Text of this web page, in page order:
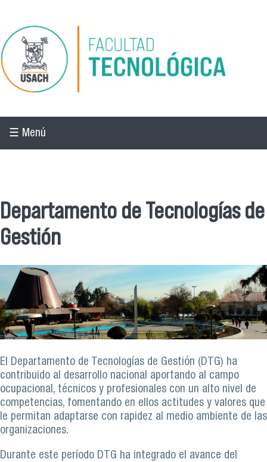
Pasar al contenido principal
☰ Menú
Departamento de Tecnologías de
Gestión
El Departamento de Tecnologías de Gestión (DTG) ha
contribuido al desarrollo nacional aportando al campo
ocupacional, técnicos y profesionales con un alto nivel de
competencias, fomentando en ellos actitudes y valores que
le permitan adaptarse con rapidez al medio ambiente de las
organizaciones.
Durante este período DTG ha integrado el avance del